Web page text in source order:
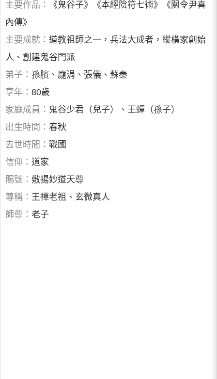
主要作品：
《鬼谷子》《本經陰符七術》《關令尹喜
內傳》
主要成就： 道教祖師之一，兵法大成者，縱橫家創始
人、創建鬼谷門派
弟子： 孫臏、龐涓、張儀、蘇秦
享年： 80歲
家庭成員： 鬼谷少君（兒子）、王蟬（孫子）
出生時間： 春秋
去世時間： 戰國
信仰： 道家
賜號： 敷揚妙道天尊
尊稱： 王禪老祖、玄微真人
師尊： 老子